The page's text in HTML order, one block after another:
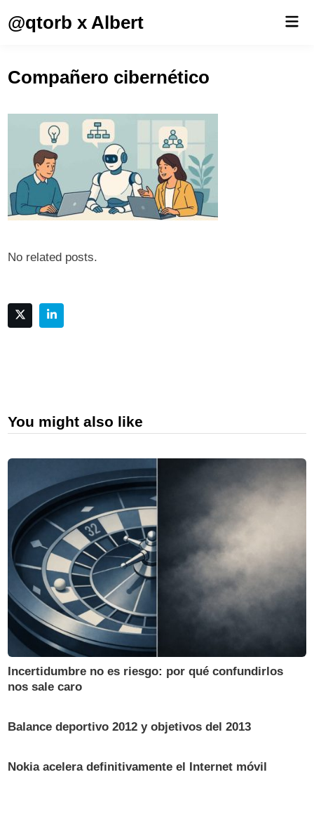
@qtorb x Albert
Compañero cibernético
No related posts.
You might also like
Incertidumbre no es riesgo: por qué confundirlos
nos sale caro
Balance deportivo 2012 y objetivos del 2013
Nokia acelera definitivamente el Internet móvil